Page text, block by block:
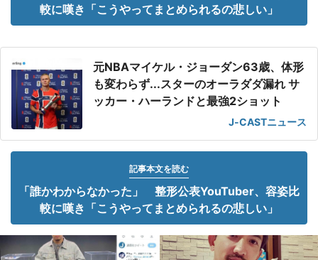
較に嘆き「こうやってまとめられるの悲しい」
元NBAマイケル・ジョーダン63歳、体形
も変わらず...スターのオーラダダ漏れ サ
ッカー・ハーランドと最強2ショット
J-CASTニュース
記事本文を読む
「誰かわからなかった」 整形公表YouTuber、容姿比
較に嘆き「こうやってまとめられるの悲しい」